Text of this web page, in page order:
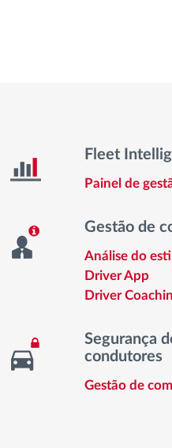
Fleet
Painel de
Gestão de
Análise do
Driver App
Driver
Segurança
condutores
Gestão de